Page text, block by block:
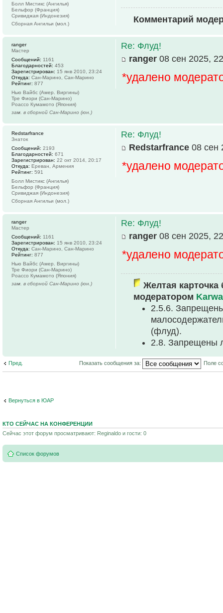
Комментарий
Болл Мистикс (Ангилья)
Бельфор (Франция)
Сривиджая (Индонезия)
Сборная Ангильи (мол.)
Re: Флуд!
ranger 08 сен 2025,
*удалено
ranger
Мастер
Сообщений: 1161
Благодарностей: 453
Зарегистрирован: 15 янв 2010, 23:24
Откуда: Сан-Марино, Сан-Марино
Рейтинг: 877
Нью Вайбс (Амер. Виргины)
Тре Фиори (Сан-Марино)
Роассо Кумамото (Япония)
зам. в сборной Сан-Марино (юн.)
Re: Флуд!
Redstarfrance 08 сен
*удалено
Redstarfrance
Знаток
Сообщений: 2193
Благодарностей: 671
Зарегистрирован: 22 окт 2014, 20:17
Откуда: Ереван, Армения
Рейтинг: 591
Болл Мистикс (Ангилья)
Бельфор (Франция)
Сривиджая (Индонезия)
Сборная Ангильи (мол.)
Re: Флуд!
ranger 08 сен 2025,
*удалено
Желтая карточка
модератором
2.5.6.
(флуд).
2.8. Запрещены
ranger
Мастер
Сообщений: 1161
Зарегистрирован: 15 янв 2010, 23:24
Откуда: Сан-Марино, Сан-Марино
Рейтинг: 877
Нью Вайбс (Амер. Виргины)
Тре Фиори (Сан-Марино)
Роассо Кумамото (Япония)
зам. в сборной Сан-Марино (юн.)
Пред. Показать сообщения за: Поле
Вернуться в ЮАР
КТО СЕЙЧАС НА КОНФЕРЕНЦИИ
Сейчас этот форум просматривают: Reginaldo и гости: 0
Список форумов